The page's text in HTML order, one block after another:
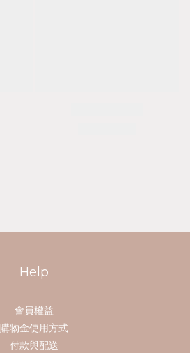
Help
會員權益
購物金使用方式
付款與配送